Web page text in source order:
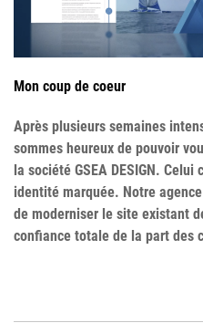
Mon coup de coeur
Après plusieurs semaines
sommes heureux de pouvoir
la société GSEA DESIGN.
identité marquée. Notre
de moderniser le site existant
confiance totale de la part des